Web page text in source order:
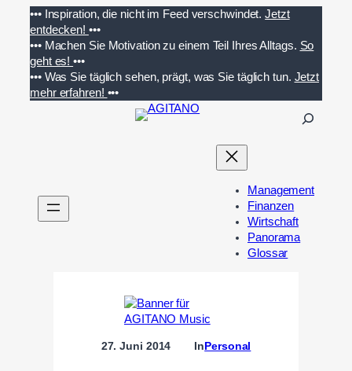
Inhalt
springen
••• Inspiration, die nicht im Feed verschwindet. Jetzt
entdecken! •••
••• Machen Sie Motivation zu einem Teil Ihres Alltags. So
geht es!•••
••• Was Sie täglich sehen, prägt, was Sie täglich tun. Jetzt
mehr erfahren! •••
n
Management
Finanzen
Wirtschaft
Panorama
Glossar
27. Juni 2014 InPersonal